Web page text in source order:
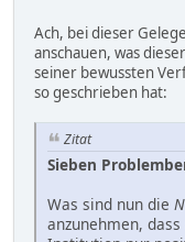
Ach, bei dieser
anschauen, was
seiner bewussten
so geschrieben hat:
Zitat
Sieben
Was sind nun die
anzunehmen,